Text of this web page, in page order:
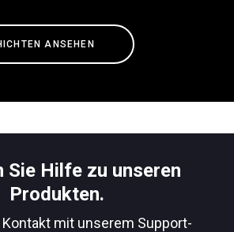
ANSEHEN
Sie Hilfe zu unseren
Produkten.
mit unserem Support-